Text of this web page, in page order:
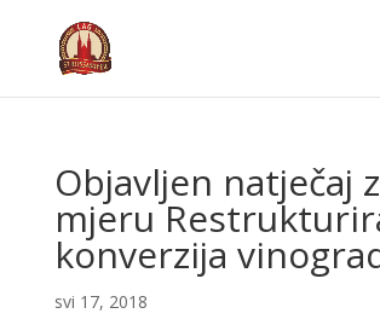
Objavljen natječaj
mjeru
konverzija
svi 17, 2018